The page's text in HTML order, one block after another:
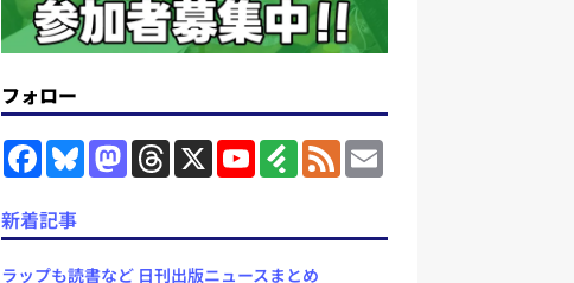
フォロー
F
a
e
b
o
o
B
l
k
y
M
a
d
o
T
h
d
s
X
Y
o
b
F
e
y
F
e
E
m
新着記事
ラップも読書など 日刊出版ニュースまとめ